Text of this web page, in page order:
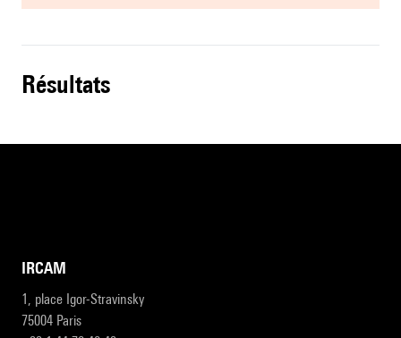
résultats
IRCAM
1, place Igor-Stravinsky
75004 Paris